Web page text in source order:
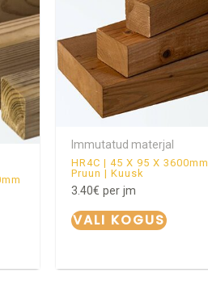
Immutatud materjal
HR4C | 45 X 95 X 3600mm
Pruun | Kuusk
3.40€ per jm
VALI KOGUS